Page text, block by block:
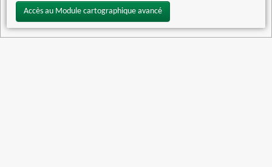
Accès au Module cartographique avancé